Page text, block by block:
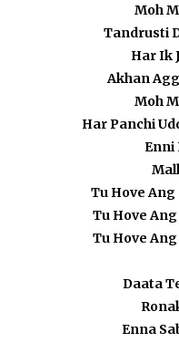
Moh
Tandrusti
Har Ik
Akhan
Moh
Har Panchi
Enni
Tu Hove
Tu Hove
Tu Hove
Daata
Enna